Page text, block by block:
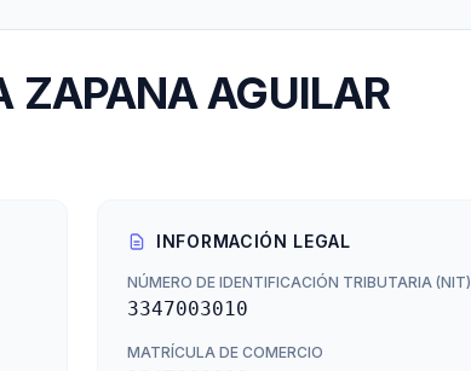
ZAPANA AGUILAR
INFORMACIÓN LEGAL
NÚMERO DE IDENTIFICACIÓN TRIBUTARIA (NIT)
3347003010
MATRÍCULA DE COMERCIO